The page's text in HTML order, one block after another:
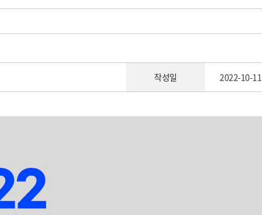
작성일 2022-10-11